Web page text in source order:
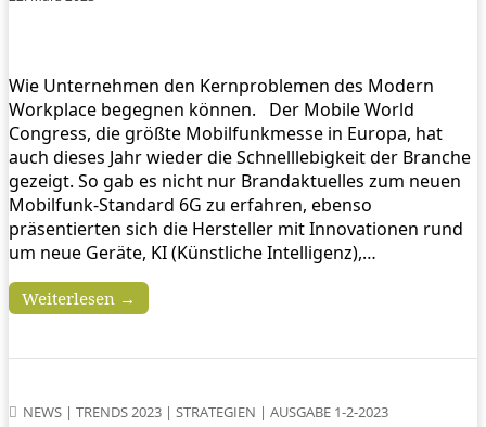
Wie Unternehmen den Kernproblemen des Modern
Workplace begegnen können. Der Mobile World
Congress, die größte Mobilfunkmesse in Europa, hat
auch dieses Jahr wieder die Schnelllebigkeit der Branche
gezeigt. So gab es nicht nur Brandaktuelles zum neuen
Mobilfunk-Standard 6G zu erfahren, ebenso
präsentierten sich die Hersteller mit Innovationen rund
um neue Geräte, KI (Künstliche Intelligenz),…
Weiterlesen →
NEWS | TRENDS 2023 | STRATEGIEN | AUSGABE 1-2-2023